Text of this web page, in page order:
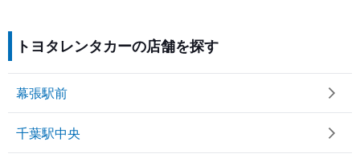
トヨタレンタカーの店舗を探す
幕張駅前
千葉駅中央